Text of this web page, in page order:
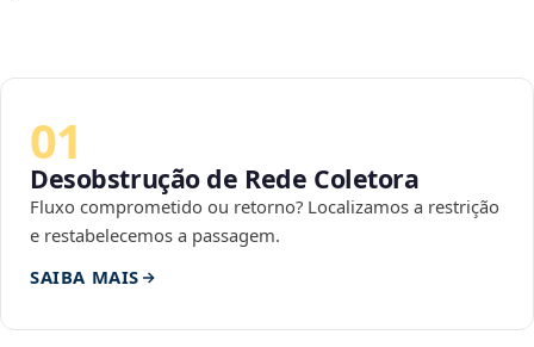
01
Desobstrução de Rede Coletora
Fluxo comprometido ou retorno? Localizamos a restrição
e restabelecemos a passagem.
SAIBA MAIS